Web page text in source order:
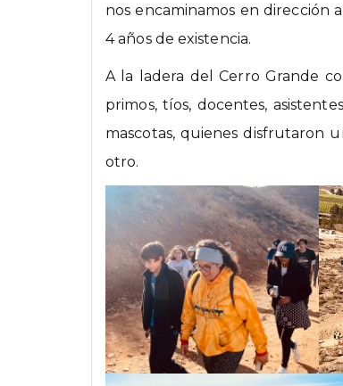
nos encaminamos en dirección
4 años de existencia.
A la ladera del Cerro Grande
primos, tíos, docentes,
mascotas, quienes disfrutaron
otro.